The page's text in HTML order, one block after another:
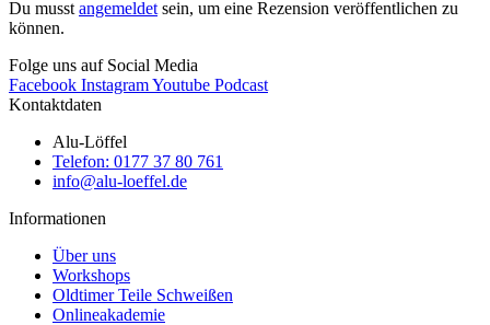
Du musst angemeldet sein, um eine Rezension veröffentlichen zu
können.
Folge uns auf Social Media
Facebook InstagramYoutube Podcast
Kontaktdaten
Alu-Löffel
Telefon: 0177 37 80 761
info@alu-loeffel.de
Informationen
Über uns
Workshops
Oldtimer Teile Schweißen
Onlineakademie